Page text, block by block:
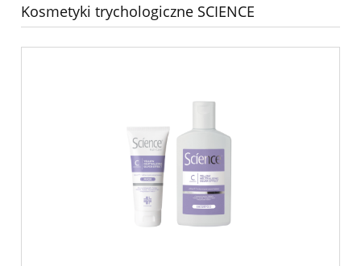
Kosmetyki trychologiczne SCIENCE